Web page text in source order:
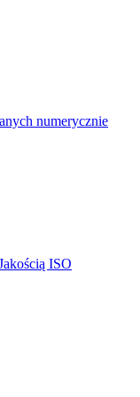
numerycznie
ISO